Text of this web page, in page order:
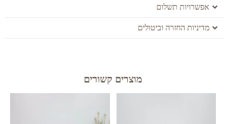
אפשרויות תשלום
מדיניות החזרה וביטולים
מוצרים קשורים